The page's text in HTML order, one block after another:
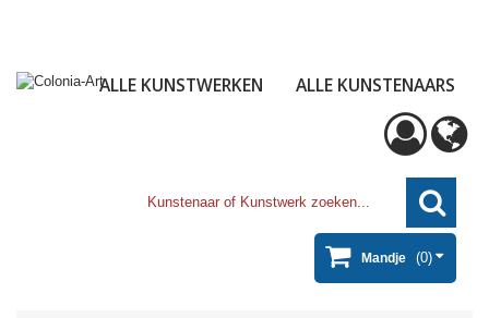
ALLE KUNSTWERKEN ALLE KUNSTENAARS
Mandje (0)